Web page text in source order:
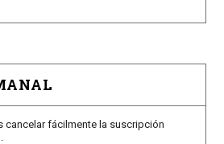
cancelar fácilmente la suscripción